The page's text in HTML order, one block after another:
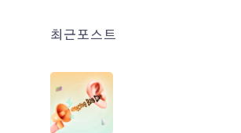
최근포스트